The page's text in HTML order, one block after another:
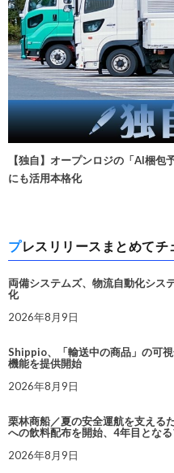
【独自】オープンロジの「AI梱
にも活用本格化
プレスリリースまとめてチ
両備システムズ、物流自動化シス
化
2026年8月9日
Shippio、「輸送中の商品」の可
機能を提供開始
2026年8月9日
栗林商船／夏の安全運航を支える
への飲料配布を開始、4年目とな
2026年8月9日